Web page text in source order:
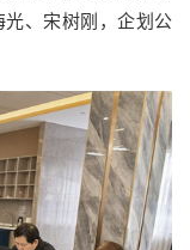
、宋树刚，企划公